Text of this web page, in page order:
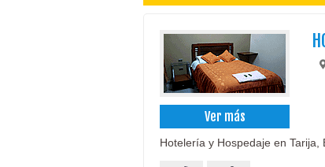
Ver más
Hotelería y Hospedaje en Tarija,